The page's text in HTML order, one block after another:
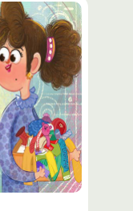
محتوى
مميّز